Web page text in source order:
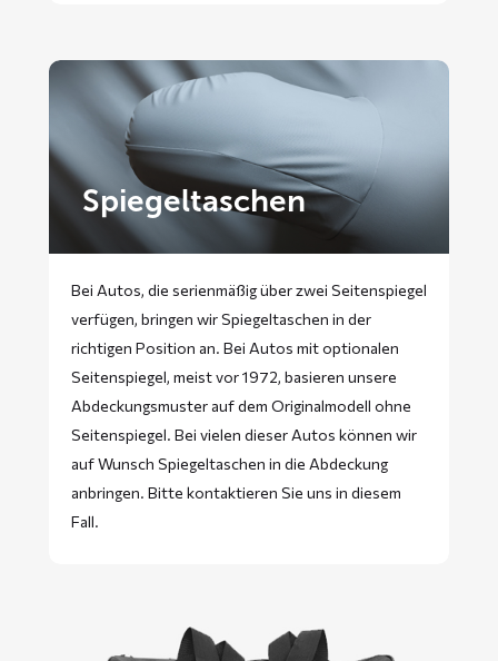
Spiegeltaschen
Bei Autos, die serienmäßig über zwei Seitenspiegel
verfügen, bringen wir Spiegeltaschen in der
richtigen Position an. Bei Autos mit optionalen
Seitenspiegel, meist vor 1972, basieren unsere
Abdeckungsmuster auf dem Originalmodell ohne
Seitenspiegel. Bei vielen dieser Autos können wir
auf Wunsch Spiegeltaschen in die Abdeckung
anbringen. Bitte kontaktieren Sie uns in diesem
Fall.